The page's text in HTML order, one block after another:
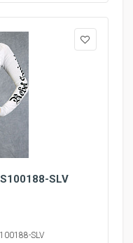
SLV
SLV